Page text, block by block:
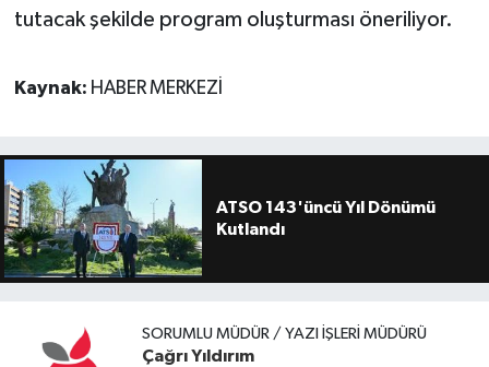
tutacak şekilde program oluşturması öneriliyor.
Kaynak: HABER MERKEZİ
ATSO 143'üncü Yıl Dönümü
Kutlandı
SORUMLU MÜDÜR / YAZI İŞLERI MÜDÜRÜ
Çağrı Yıldırım